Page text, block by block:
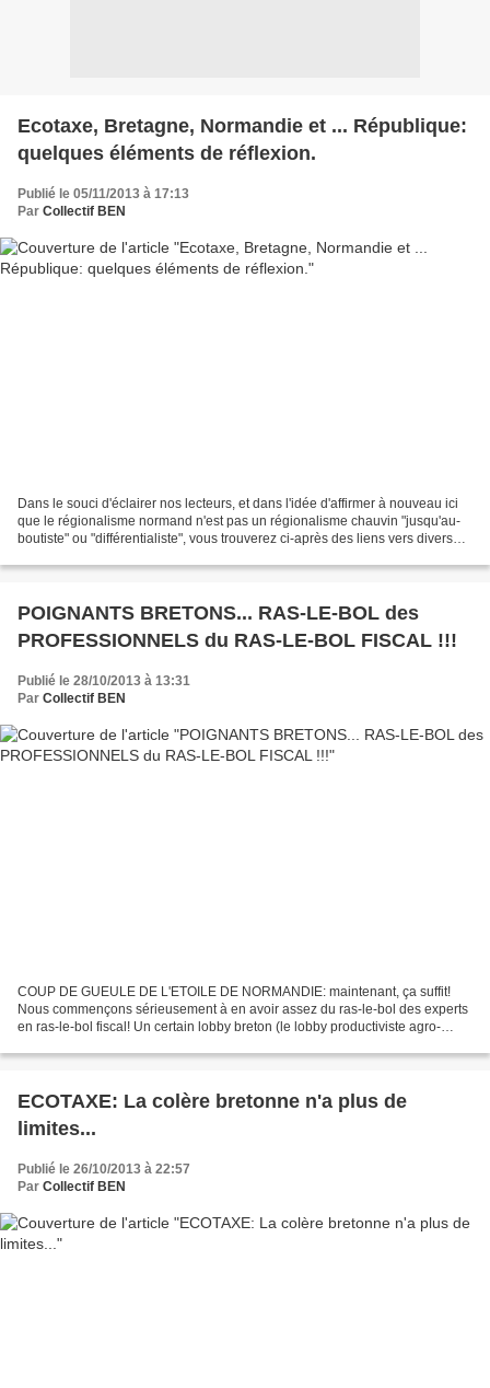
Ecotaxe, Bretagne, Normandie et ... République:
quelques éléments de réflexion.
Publié le 05/11/2013 à 17:13
Par Collectif BEN
Dans le souci d'éclairer nos lecteurs, et dans l'idée d'affirmer à nouveau ici
que le régionalisme normand n'est pas un régionalisme chauvin "jusqu'au-
boutiste" ou "différentialiste", vous trouverez ci-après des liens vers diverses
POIGNANTS BRETONS... RAS-LE-BOL des
PROFESSIONNELS du RAS-LE-BOL FISCAL !!!
Publié le 28/10/2013 à 13:31
Par Collectif BEN
COUP DE GUEULE DE L'ETOILE DE NORMANDIE: maintenant, ça suffit!
Nous commençons sérieusement à en avoir assez du ras-le-bol des experts
en ras-le-bol fiscal! Un certain lobby breton (le lobby productiviste agro-
ECOTAXE: La colère bretonne n'a plus de
limites...
Publié le 26/10/2013 à 22:57
Par Collectif BEN